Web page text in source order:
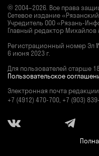
© 2004–2026. Все права
Сетевое издание
Учредитель ООО «Рязань-
Главный редактор Михайлов
Регистрационный номер Эл
6 июня 2023 г.
Для пользователей старше
Пользовательское
Электронная почта редакции
+7 (4912) 470-700, +7 (903)